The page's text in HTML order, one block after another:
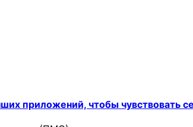
приложений, чтобы чувствовать